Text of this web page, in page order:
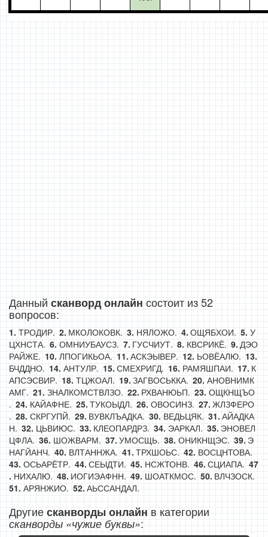
Данный сканворд онлайн состоит из 52
вопросов:
ТРОДИР. МКОЛОКОВК. НЯЛОЖО. ОЩЯБХОИ.
У
ЦХНСТА.
ОМНИУБАУСЗ. ГУСЧИУТ. КВСРИКЁ.
ДЭО
РАЙЖЕ.
ЛПОГИКЬОА. АСКЭЫВЕР.
ЬОВЁАЛЮ.
БЧДДНО.
АНТУЛР. СМЕХРИГД. РАМЯШПАИ.
К
АПСЭСВИР.
ТЦЖОАЛ. ЗАГВОСЬККА.
АНОВНИМК
АМГ.
ЗНАЛКОМСТВЛЗО. РХВАНЮЬП.
ОЩКНЩЪО
.
КАЙАФНЕ. ТУКОЫДЛ. ОВОСИНЗ.
ЖЛЗФЕРО
.
СКРГУПЙ. ВУВКЛЪАДКА. ВЕДЬЦЯК.
АЙАДКА
Н.
ЦЬВИЮС. КЛЕОПАРДРЗ. ЭАРКАЛ.
ЭНОВЕЛ
ЦФЛА.
ШОЖВАРМ. УМОСЩЬ. ОНИКНЩЭС.
Э
НАГЙАНЧ.
ВЛТАННЖА. ТРХШОЬС.
ВОСЦНТОВА.
ОСЬАРЁТР.
СЕЫДТИ. НСЖТОНВ.
СЦИАПА.
НИХАЛЮ.
ИОГИЭАФНН. ШОАТКМОС.
ВЛЧЗОСК.
АРЯНЖИО.
АЬССАНДАЛ.
Другиесканворды онлайн в категории
сканворды «чужие буквы»: